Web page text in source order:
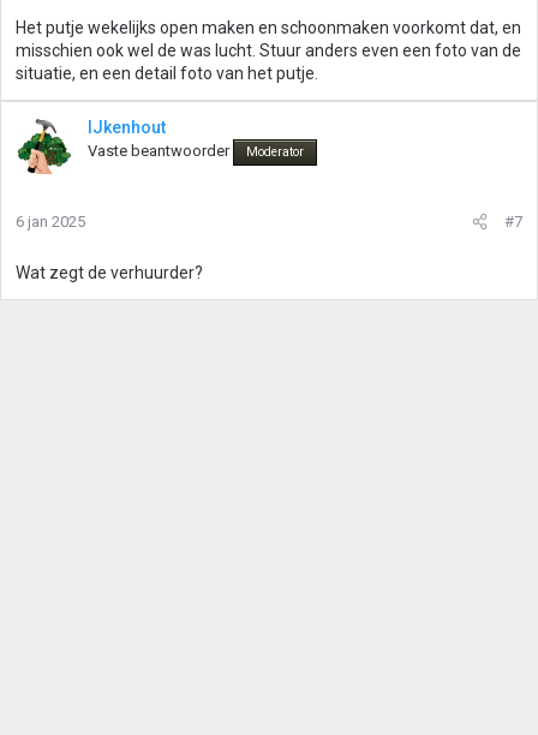
Het putje wekelijks open maken en schoonmaken voorkomt dat, en
misschien ook wel de was lucht. Stuur anders even een foto van de
situatie, en een detail foto van het putje.
IJkenhout
Vaste beantwoorder Moderator
6 jan 2025 #7
Wat zegt de verhuurder?